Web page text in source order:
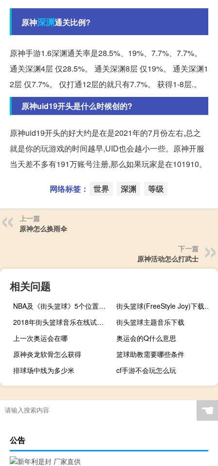
原神深渊通关比例?
原神手游1.6深渊通关率是28.5%、19%、7.7%、7.7%。
通关深渊4层 仅28.5%。 通关深渊8层 仅19%。 通关深渊1
2层 仅7.7%。 仅打通12层的就只有7.7%。 获得1-8层.。
原神uid19开头是什么时候创的?
原神uid19开头的好大约是在是2021年的7月份左右,总之
就是你的玩游戏的时间越早,UID也会越小一些。原神开服
当天差不多有191万账号注册,那么如果玩家是在101910。
网络标签： 世界 深渊 等级
上一篇
原神怎么换雨伞
下一篇
原神活动怎么打武士
相关问题
NBA及《街头篮球》5个位置的详细介绍
街头篮球(FreeStyle Joy)下载(电脑、安卓和IOS所有版本)
2018年街头篮球音乐在线试听及下载
街头篮球主题音乐下载
上一次奥运会在哪
奥运会的Q什么意思
原神炎龙软骨怎么获得
篮球助教需要哪些条件
排球场中线为多少米
cf手游不会玩怎么玩
金牌正反面都印什么
举重是无氧运动还是有氧运动
超新星全运会是模仿韩国吗
☚
公告